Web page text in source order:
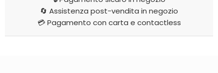
🔄 Assistenza post-vendita in negozio
💳 Pagamento con carta e contactless